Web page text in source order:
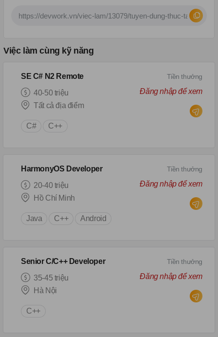
Việc làm cùng kỹ năng
SE C# N2 Remote
40-50 triệu
Tất cả địa điểm
C# C++
Tiền thưởng
Đăng nhập để xem
HarmonyOS Developer
20-40 triệu
Hồ Chí Minh
Java C++ Android
Tiền thưởng
Đăng nhập để xem
Senior C/C++ Developer
35-45 triệu
Hà Nội
C++
Tiền thưởng
Đăng nhập để xem